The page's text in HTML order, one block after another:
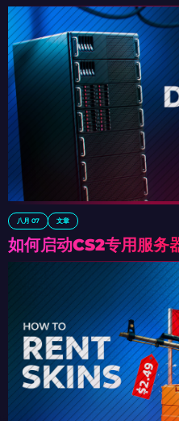
八月 07 文章
如何启动CS2专用服